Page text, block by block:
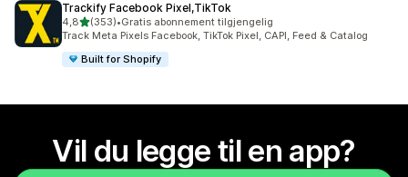
Trackify Facebook Pixel,TikTok
4,8av 5 stjerner
(353)
Totalt 353 omtaler
•Gratis abonnement tilgjengelig
Track Meta Pixels Facebook, TikTok Pixel, CAPI, Feed & Catalog
Built for Shopify
Vil du legge til en app?